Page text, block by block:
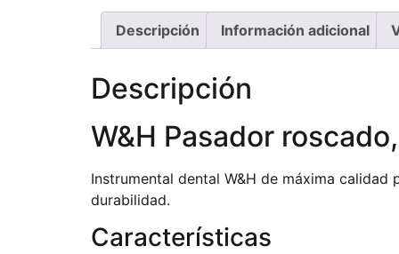
Descripción Información adicional
Descripción
W&H Pasador
Instrumental dental W&H de máxima
durabilidad.
Características